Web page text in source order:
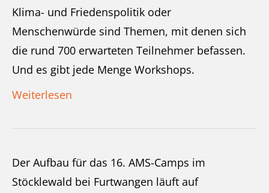
Klima- und Friedenspolitik oder
Menschenwürde sind Themen, mit denen sich
die rund 700 erwarteten Teilnehmer befassen.
Und es gibt jede Menge Workshops.
Weiterlesen
Der Aufbau für das 16. AMS-Camps im
Stöcklewald bei Furtwangen läuft auf